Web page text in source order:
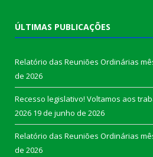
ÚLTIMAS PUBLICAÇÕES
Relatório das Reuniões Ordinárias
de 2026
Recesso legislativo! Voltamos aos
2026 19 de junho de 2026
Relatório das Reuniões Ordinárias
de 2026